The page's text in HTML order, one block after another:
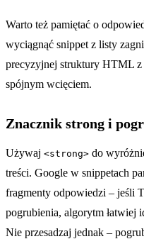
Warto też pamiętać o
wyciągnąć snippet z listy
precyzyjnej struktury HTML
spójnym wcięciem.
Znacznik strong i
Używaj <strong> do
treści. Google w snippetach
fragmenty odpowiedzi – jeśli
pogrubienia, algorytm łatwiej
Nie przesadzaj jednak –